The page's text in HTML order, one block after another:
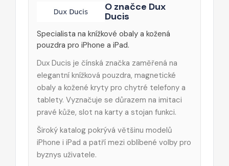
O značce Dux
Ducis
Specialista na knížkové obaly a kožená
pouzdra pro iPhone a iPad.
Dux Ducis je čínská značka zaměřená na
elegantní knížková pouzdra, magnetické
obaly a kožené kryty pro chytré telefony a
tablety. Vyznačuje se důrazem na imitaci
pravé kůže, slot na karty a stojan funkci.
Široký katalog pokrývá většinu modelů
iPhone i iPad a patří mezi oblíbené volby pro
byznys uživatele.